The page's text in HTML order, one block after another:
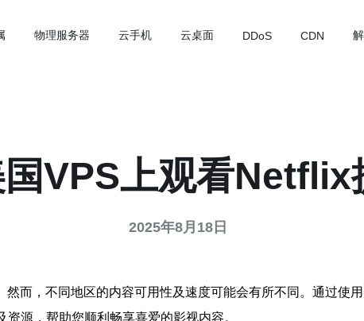
物理服务器 云手机 云桌面 DDoS CDN
VPS上观看Netflix
2025年8月18日
而，不同地区的内容可用性及速度可能会有所不同。通过使
源，帮助您顺利畅享喜爱的影视内容。